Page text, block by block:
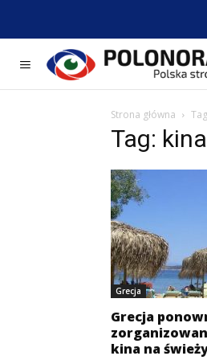
Strona główna
Tag: kina
Grecja
Grecja
kina na